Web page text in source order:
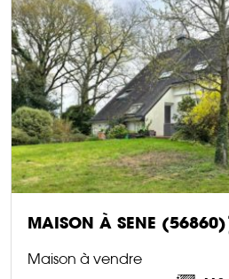
MAISON À SENE (56860)
Maison à vendre